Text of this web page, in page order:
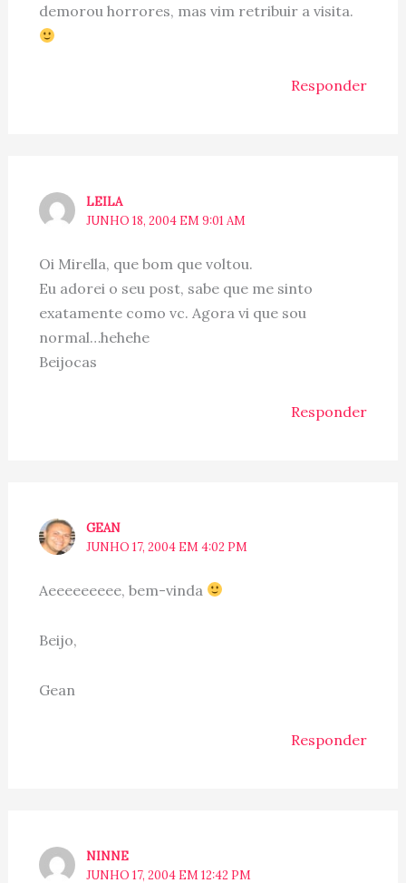
demorou horrores, mas vim retribuir a visita.
Responder
LEILA
JUNHO 18, 2004 EM 9:01 AM
Oi Mirella, que bom que voltou.
Eu adorei o seu post, sabe que me sinto
exatamente como vc. Agora vi que sou
normal…hehehe
Beijocas
Responder
GEAN
JUNHO 17, 2004 EM 4:02 PM
Aeeeeeeeee, bem-vinda
Beijo,
Gean
Responder
NINNE
JUNHO 17, 2004 EM 12:42 PM